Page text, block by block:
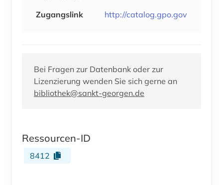
Zugangslink
http://catalog.gpo.gov
Bei Fragen zur Datenbank oder zur
Lizenzierung wenden Sie sich gerne an
bibliothek@sankt-georgen.de
Ressourcen-ID
8412